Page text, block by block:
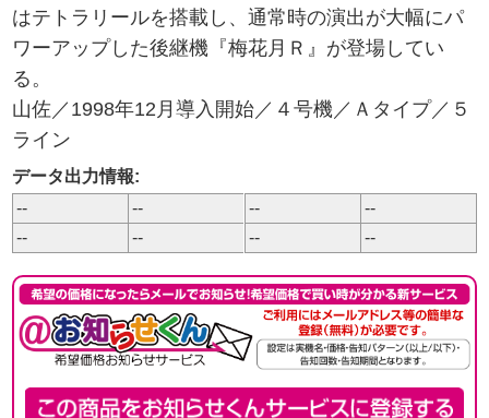
はテトラリールを搭載し、通常時の演出が大幅にパ
ワーアップした後継機『梅花月Ｒ』が登場してい
る。
山佐／1998年12月導入開始／４号機／Ａタイプ／５
ライン
データ出力情報:
--
-- --
--
--
-- -- --